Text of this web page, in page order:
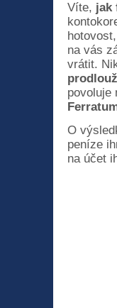
Víte, jak
na vás
vrátit.
povoluje
O
peníze
na účet